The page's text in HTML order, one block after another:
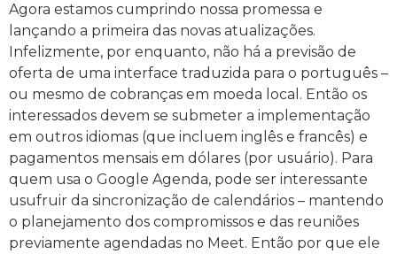
Agora estamos cumprindo nossa promessa e
lançando a primeira das novas atualizações.
Infelizmente, por enquanto, não há a previsão de
oferta de uma interface traduzida para o português –
ou mesmo de cobranças em moeda local. Então os
interessados devem se submeter a implementação
em outros idiomas (que incluem inglês e francês) e
pagamentos mensais em dólares (por usuário). Para
quem usa o Google Agenda, pode ser interessante
usufruir da sincronização de calendários – mantendo
o planejamento dos compromissos e das reuniões
previamente agendadas no Meet. Então por que ele